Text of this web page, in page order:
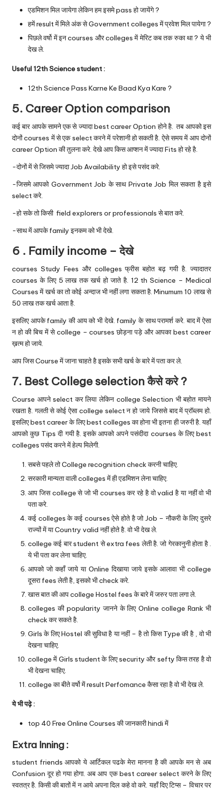
एडमिशन मिल जायेगा लेकिन हम इसमे pass हो जायेंगे ?
हमें result में मिले अंक से Government colleges में प्रवेश मिल पायेगा ?
पिछले वर्षो में इन courses और colleges में मेरिट कब तक रुका था ? ये भी
देख ले.
Useful 12th Science student :
12th Science Pass Karne Ke Baad Kya Kare ?
5. Career Option comparison
कई बार आपके सामने एक से ज्यादा best career Option होने है. तब आपको इस
दोनों courses में से एक select करने में परेशानी हो सकती है. ऐसे समय में आप दोनों
career Option की तुलना करे. देखे आप किस आप्शन में ज्यादा Fits हो रहे है.
-दोनों में से जिसमे ज्यादा Job Availability हो इसे पसंद करे.
-जिसमे आपको Government Job के साथ Private Job मिल सकता है इसे
select करे.
-हो सके तो किसी field explorers or professionals से बात करे.
-साथ में आपके family इनकम को भी देखे.
6 . Family income – देखे
courses Study Fees और colleges फ्रीस बहोत बढ़ गयी है. ज्यादातर
courses के लिए 5 लाख तक खर्च हो जाते है. 12 th Science – Medical
Courses में खर्च का तो कोई अन्दाज भी नहीं लगा सकता है. Minumum 10 लाख से
50 लाख तक खर्च आता है.
इसलिए आपके family की आय को भी देखे. family के साथ परामर्श करे. बाद में ऐसा
न हो की बिच में से college – courses छोड़ना पड़े और आपका best career
ख़त्म हो जाये.
आप जिस Course में जाना चाहते है इसके सभी खर्च के बारे में पता कर ले.
7. Best College selection कैसे करे ?
Course आपने select कर लिया लेकिन college Selection भी बहोत मायने
रखता है. गलती से कोई ऐसा college select न हो जाये जिससे बाद में प्रॉब्लम हो.
इसलिए best career के लिए best colleges का होना भी इतना ही जरुरी है. यहाँ
आपको कुछ Tips दी गयी है. इसके आपको अपने पसंदीदा courses के लिए best
colleges पसंद करने में हेल्प मिलेगी.
सबसे पहले तो College recognition check करनी चाहिए.
सरकारी मान्यता वाली colleges में ही एडमिशन लेना चाहिए.
आप जिस college से जो भी courses कर रहे है वो valid है या नहीं वो भी
पता करे.
कई colleges के कई courses ऐसे होते है जो Job – नौकरी के लिए दुसरे
राज्यों में या Country valid नहीं होते है. वो भी देख ले.
college कई बार student से extra fees लेती है. जो गेरकानुनी होता है .
ये भी पता कर लेना चाहिए.
आपको जो कहाँ जाये या Online दिखाया जाये इसके आलावा भी college
दूसरा fees लेती है, इसको भी check करे.
खास बात की आप college Hostel fees के बारे में जरुर पता लगा ले.
colleges की popularity जानने के लिए Online college Rank भी
check कर सकते है.
Girls के लिए Hostel की सुविधा है या नहीं – है तो किस Type की है , वो भी
देखना चाहिए.
college में Girls student के लिए security और sefty किस तरह है वो
भी देखना चाहिए.
college का बीते वर्षो में result Perfomance कैसा रहा है वो भी देख ले.
ये भी पढ़े :
top 40 Free Online Courses की जानकारी hindi में
Extra Inning :
student friends आपको ये आर्टिकल पढके मेरा मानना है की आपके मन से अब
Confusion दूर हो गया होगा. अब आप एक best career select करने के लिए
स्वतत्र है. किसी की बातों में न आये अपना दिल कहे वो करे. यहाँ दिए टिप्स – विचार पर